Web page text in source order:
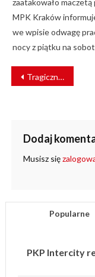
zaatakowało
MPK Kraków
we wpisie odwagę
nocy z piątku na
NAWIGACJA
WPISU
Tragiczny bilans weekendu na polskich torach
Dodaj
Musisz się
Popularne
PKP Intercity